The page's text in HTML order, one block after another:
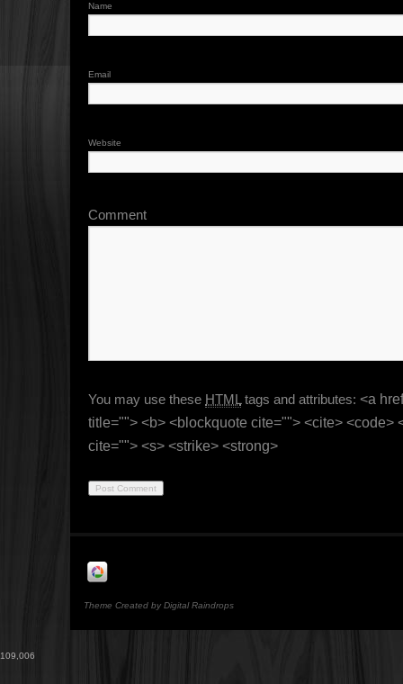
Name
Email
Website
Comment
You may use these HTML tags and attributes: <a
title=""> <b> <blockquote cite=""> <cite> <code>
cite=""> <s> <strike> <strong>
Theme Created by Digital Raindrops
109,006